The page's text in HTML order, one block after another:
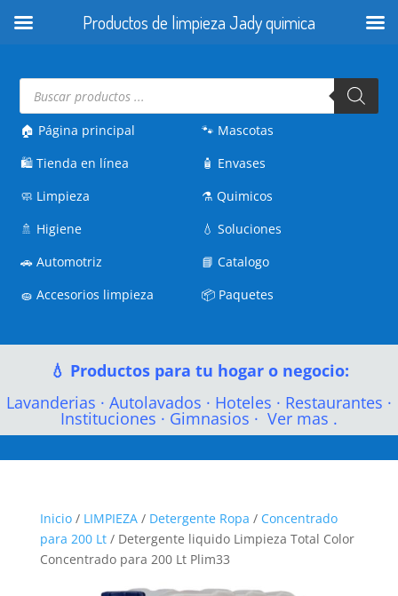
Búsqueda
productos
🏠 Página principal
🛍️Tienda en línea
🧼 Limpieza
🚿 Higiene
🚗Automotriz
🧽Accesorios limpieza
🐾 Mascotas
🧴 Envases
⚗️Quimicos
💧Soluciones
📘Catalogo
📦 Paquetes
💧 Productos para tu hogar o negocio:
Lavanderias · Autolavados · Hoteles · Restaurantes ·
Instituciones · Gimnasios · Ver mas .
Inicio/ LIMPIEZA/ Detergente Ropa / Concentrado
para 200 Lt/ Detergente liquido Limpieza Total Color
Concentrado para 200 Lt Plim33
Productos de limpieza Jady quimica